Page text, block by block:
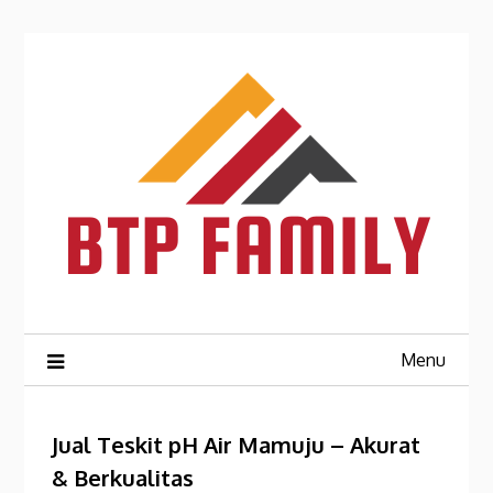
Menu
Jual Teskit pH Air Mamuju – Akurat
& Berkualitas